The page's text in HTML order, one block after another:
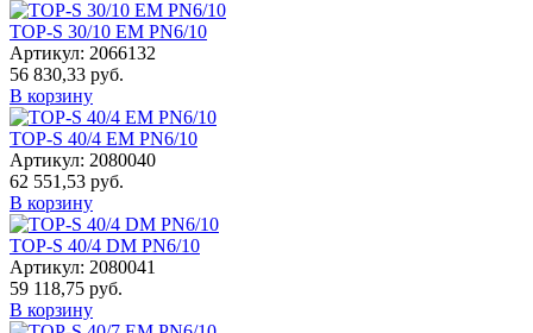
TOP-S 30/10 EM PN6/10
Артикул: 2066132
56 830,33 руб.
В корзину
TOP-S 40/4 EM PN6/10
Артикул: 2080040
62 551,53 руб.
В корзину
TOP-S 40/4 DM PN6/10
Артикул: 2080041
59 118,75 руб.
В корзину